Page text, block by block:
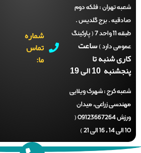
تهران :فلکه دوم
. برج گلدیس .
طبقه 11 واحد 7 ( پارکینگ
دارد )ساعت
شنبه تا
10 الی 19
کرج :شهرک ویلایی
زراعی، میدان
ورزش 09123667264 (
شماره
تماس